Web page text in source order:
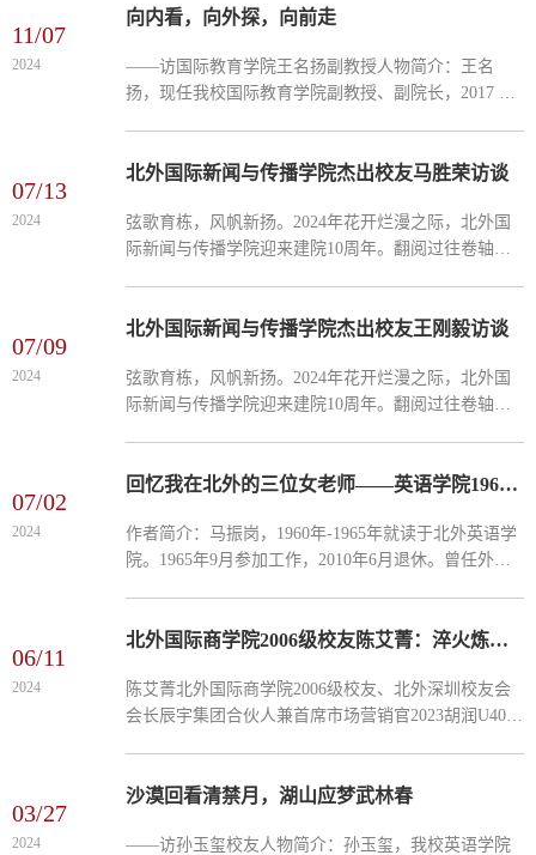
长，欧美同学...
11/07
2024
向内看，向外探，向前走
——访国际教育学院王名扬副教授人物简介：王名
扬，现任我校国际教育学院副教授、副院长，2017 年
分校课程与教学...
07/13
2024
北外国际新闻与传播学院杰出校友马胜荣访谈
​弦歌育栋，风帆新扬。2024年花开烂漫之际，北外国
际新闻与传播学院迎来建院10周年。翻阅过往卷轴，
际新闻专业...
07/09
2024
北外国际新闻与传播学院杰出校友王刚毅访谈
弦歌育栋，风帆新扬。2024年花开烂漫之际，北外国
际新闻与传播学院迎来建院10周年。翻阅过往卷轴，
际新闻专业方...
07/02
2024
回忆我在北外的三位女老师——英语学院1960级校友马振岗
作者简介：‍马振岗，1960年-1965年就读于北外英语学
院。1965年9月参加工作，2010年6月退休。曾任外交
北京外国语...
06/11
2024
北外国际商学院2006级校友陈艾菁：淬火炼真金，创业是人生的修炼场
陈艾菁北外国际商学院2006级校友、北外深圳校友会
会长辰宇集团合伙人兼首席市场营销官2023胡润U40中
咨询有限公...
03/27
2024
沙漠回看清禁月，湖山应梦武林春
——访孙玉玺校友人物简介：孙玉玺，我校英语学院